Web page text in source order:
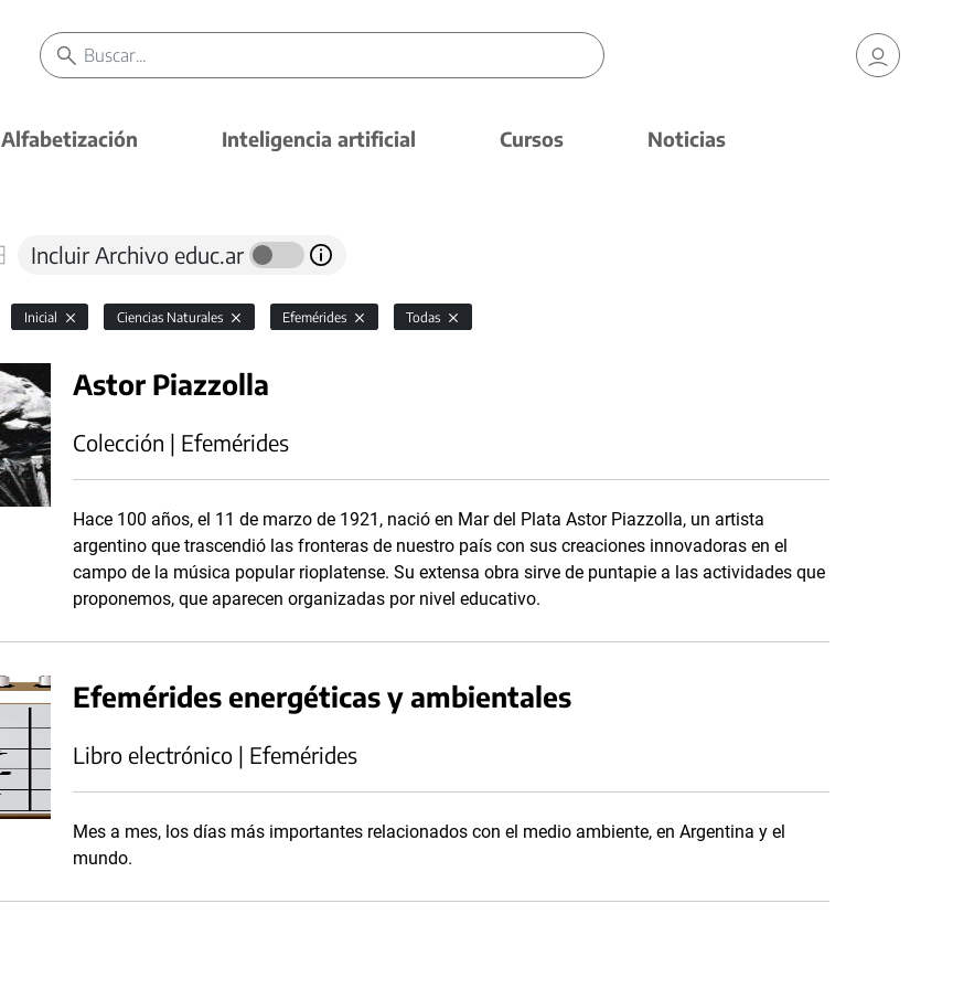
Alfabetización Inteligencia artificial Cursos Noticias
Incluir Archivo educ.ar
Inicial Ciencias Naturales Efemérides Todas
Astor Piazzolla
Colección | Efemérides
Hace 100 años, el 11 de marzo de 1921, nació en Mar del Plata Astor Piazzolla, un artista
argentino que trascendió las fronteras de nuestro país con sus creaciones innovadoras en el
campo de la música popular rioplatense. Su extensa obra sirve de puntapie a las actividades que
proponemos, que aparecen organizadas por nivel educativo.
Efemérides energéticas y ambientales
Libro electrónico | Efemérides
Mes a mes, los días más importantes relacionados con el medio ambiente, en Argentina y el
mundo.